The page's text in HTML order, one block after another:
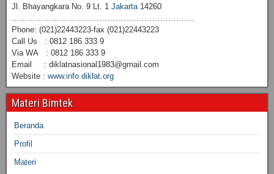
Jl. Bhayangkara No. 9 Lt. 1 Jakarta14260
……………………………………………………………
Phone: (021)22443223-fax (021)22443223
Call Us : 0812 186 333 9
Via WA : 0812 186 333 9
Email : diklatnasional1983@gmail.com
Website : www.info.diklat.org
Materi Bimtek
Beranda
Profil
Materi